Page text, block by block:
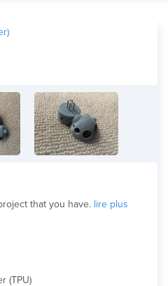
×
that you have. lire plus
(TPU)